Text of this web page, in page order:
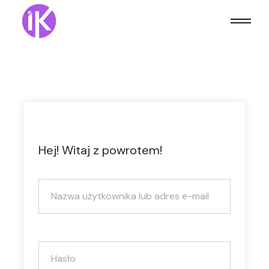
Hej! Witaj z powrotem!